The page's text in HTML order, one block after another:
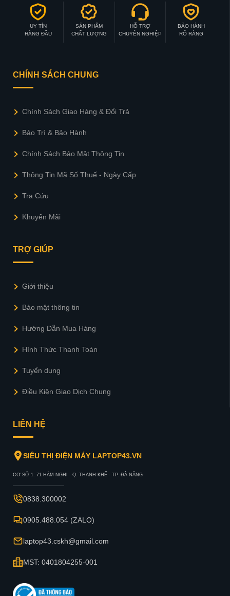
UY TÍN
HÀNG ĐẦU
SẢN PHẨM
CHẤT LƯỢNG
HỖ TRỢ
CHUYÊN NGHIỆP
BẢO HÀNH
RÕ RÀNG
CHÍNH SÁCH CHUNG
Chính Sách Giao Hàng & Đổi Trả
Bảo Trì & Bảo Hành
Chính Sách Bảo Mật Thông Tin
Thông Tin Mã Số Thuế - Ngày Cấp
Tra Cứu
Khuyến Mãi
TRỢ GIÚP
Giới thiệu
Bảo mật thông tin
Hướng Dẫn Mua Hàng
Hình Thức Thanh Toán
Tuyển dụng
Điều Kiện Giao Dịch Chung
LIÊN HỆ
SIÊU THỊ ĐIỆN MÁY LAPTOP43.VN
CƠ SỞ 1: 71 HÀM NGHI - Q. THANH KHẾ - TP. ĐÀ NẴNG
0838.300002
0905.488.054 (ZALO)
laptop43.cskh@gmail.com
MST: 0401804255-001